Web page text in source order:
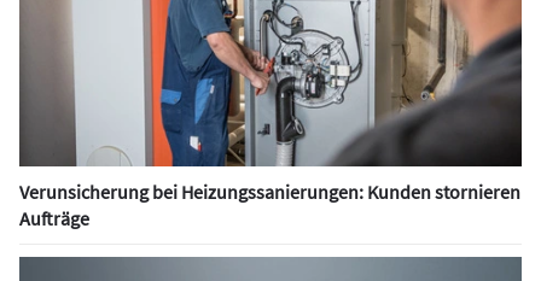
Verunsicherung bei Heizungssanierungen: Kunden stornieren
Aufträge